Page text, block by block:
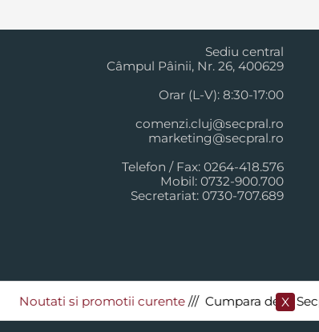
Noutati si promotii curente​/// Cumpara de la Secpral
X
Sediu central
Câmpul Pâinii, Nr. 26, 400629
Orar (L-V): 8:30-17:00
comenzi.cluj@secpral.ro
marketing@secpral.ro
Telefon / Fax: 0264-418.576
Mobil: 0732-900.700
Secretariat: 0730-707.689